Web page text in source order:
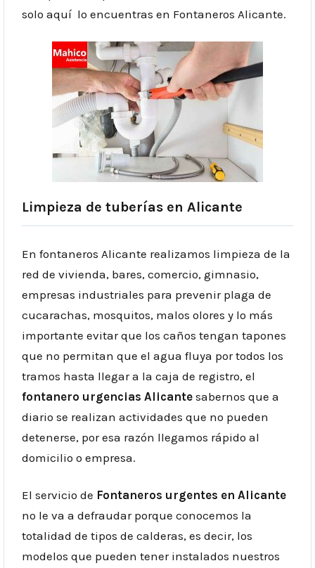
solo aquí lo encuentras en Fontaneros Alicante.
Limpieza de tuberías en Alicante
En fontaneros Alicante realizamos limpieza de la
red de vivienda, bares, comercio, gimnasio,
empresas industriales para prevenir plaga de
cucarachas, mosquitos, malos olores y lo más
importante evitar que los caños tengan tapones
que no permitan que el agua fluya por todos los
tramos hasta llegar a la caja de registro, el
fontanero urgencias Alicante sabernos que a
diario se realizan actividades que no pueden
detenerse, por esa razón llegamos rápido al
domicilio o empresa.
El servicio de Fontaneros urgentes en Alicante
no le va a defraudar porque conocemos la
totalidad de tipos de calderas, es decir, los
modelos que pueden tener instalados nuestros